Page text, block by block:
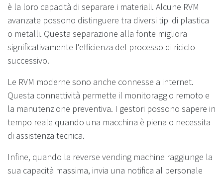
è la loro capacità di separare i materiali. Alcune RVM
avanzate possono distinguere tra diversi tipi di plastica
o metalli. Questa separazione alla fonte migliora
significativamente l'efficienza del processo di riciclo
successivo.
Le RVM moderne sono anche connesse a internet.
Questa connettività permette il monitoraggio remoto e
la manutenzione preventiva. I gestori possono sapere in
tempo reale quando una macchina è piena o necessita
di assistenza tecnica.
Infine, quando la reverse vending machine raggiunge la
sua capacità massima, invia una notifica al personale